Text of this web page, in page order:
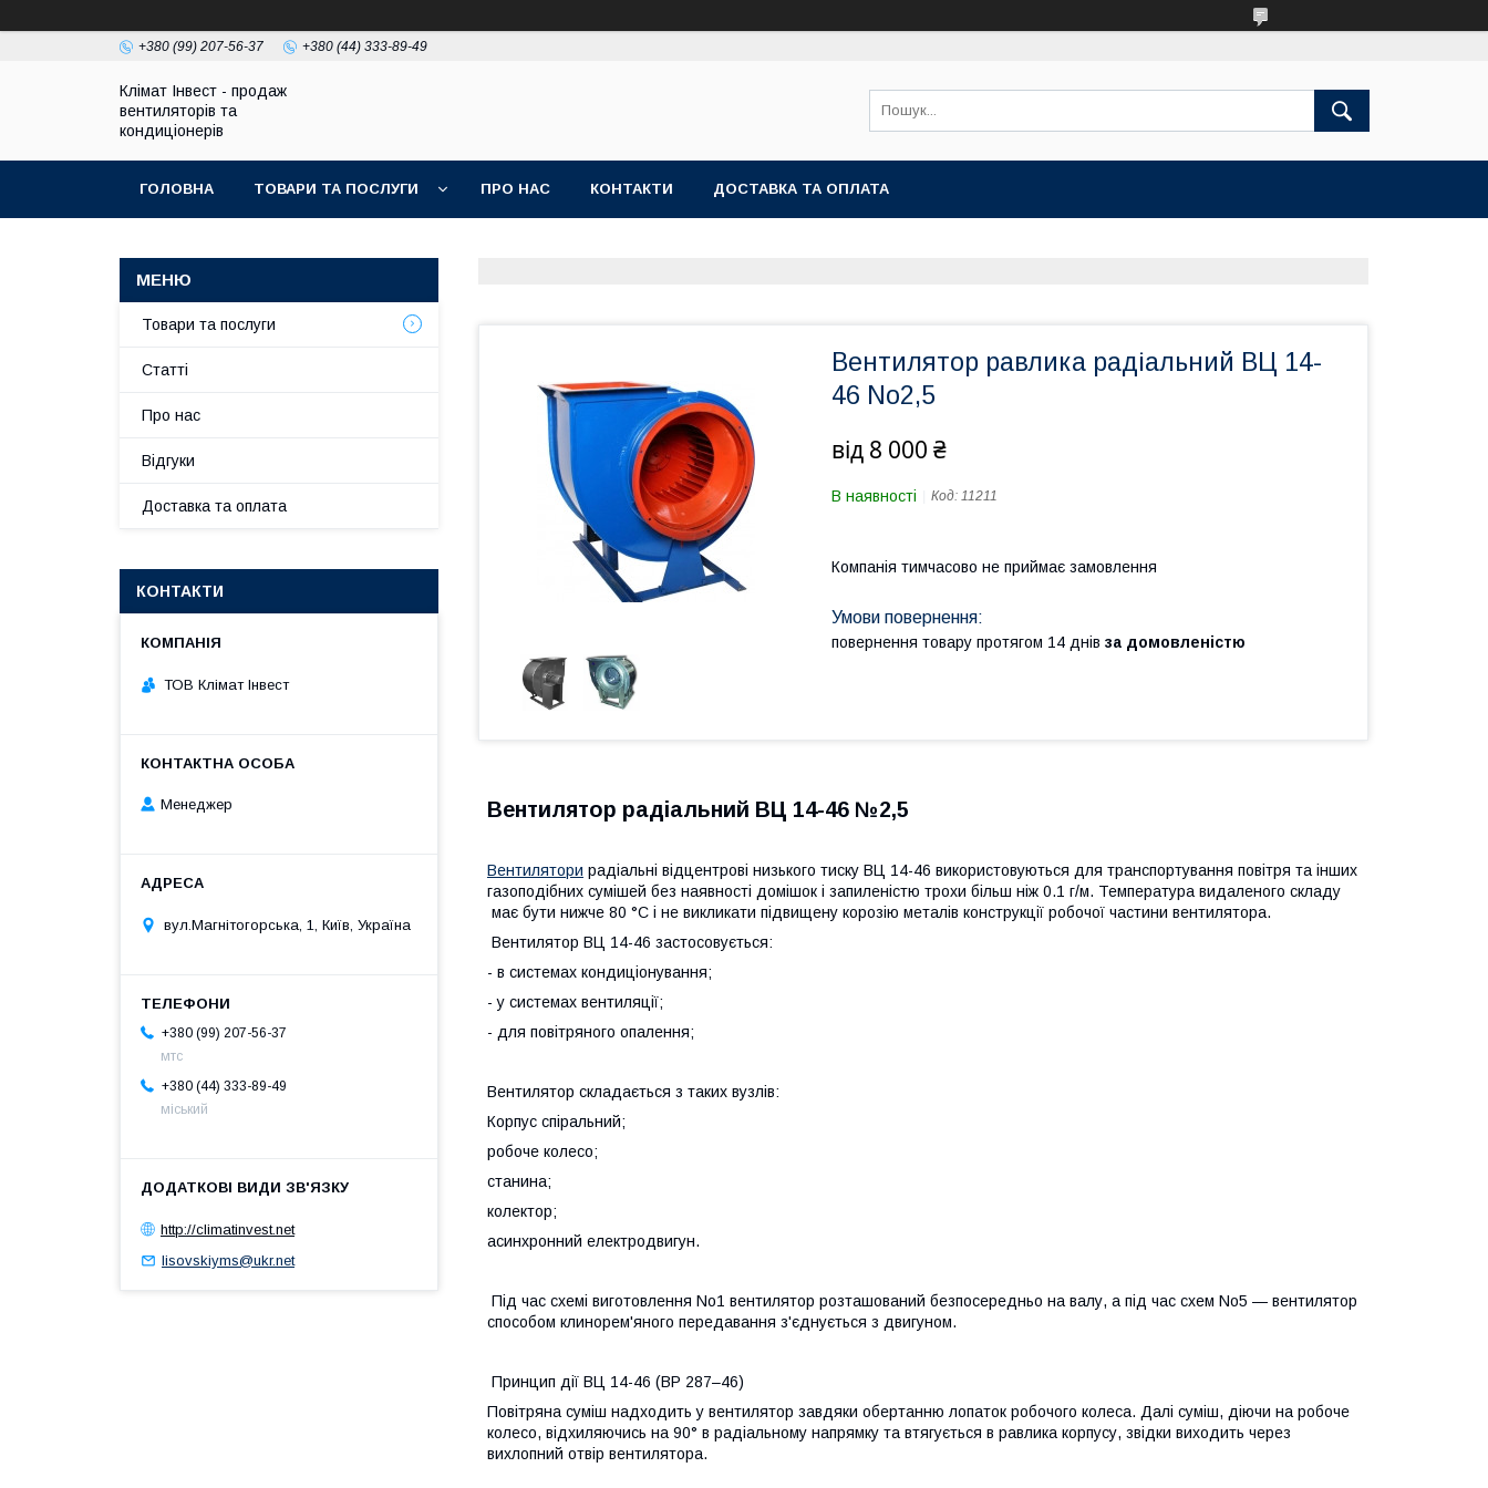
+380 (99) 207-56-37 +380 (44) 333-89-49
Клімат Інвест - продаж
вентиляторів та
кондиціонерів
ГОЛОВНА ТОВАРИ ТА ПОСЛУГИ ПРО НАС КОНТАКТИ ДОСТАВКА ТА ОПЛАТА
Вентилятор равлика радіальний ВЦ 14-
46 No2,5
від 8 000 ₴
В наявності Код: 11211
Компанія тимчасово не приймає замовлення
повернення товару протягом 14 днів за домовленістю
Вентилятор радіальний ВЦ 14-46 №2,5
Вентилятори радіальні відцентрові низького тиску ВЦ 14-46 використовуються для транспортування повітря та інших
газоподібних сумішей без наявності домішок і запиленістю трохи більш ніж 0.1 г/м. Температура видаленого складу
має бути нижче 80 °C і не викликати підвищену корозію металів конструкції робочої частини вентилятора.
Вентилятор ВЦ 14-46 застосовується:
- в системах кондиціонування;
- у системах вентиляції;
- для повітряного опалення;
Вентилятор складається з таких вузлів:
Корпус спіральний;
робоче колесо;
станина;
колектор;
асинхронний електродвигун.
Під час схемі виготовлення No1 вентилятор розташований безпосередньо на валу, а під час схем No5 — вентилятор
способом клинорем'яного передавання з'єднується з двигуном.
Принцип дії ВЦ 14-46 (ВР 287–46)
Повітряна суміш надходить у вентилятор завдяки обертанню лопаток робочого колеса. Далі суміш, діючи на робоче
колесо, відхиляючись на 90° в радіальному напрямку та втягується в равлика корпусу, звідки виходить через
вихлопний отвір вентилятора.
Товари та послуги
Статті
Про нас
Відгуки
Доставка та оплата
КОНТАКТИ
ТОВ Клімат Інвест
Менеджер
вул.Магнітогорська, 1, Київ, Україна
+380 (99) 207-56-37
мтс
+380 (44) 333-89-49
міський
http://climatinvest.net
lisovskiyms@ukr.net